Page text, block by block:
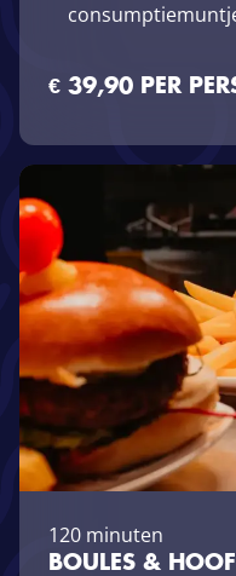
€ 39,90 PER
120 minuten
BOULES &